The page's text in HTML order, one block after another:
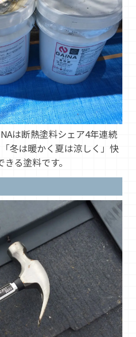
は断熱塗料シェア4年連続
冬は暖かく夏は涼しく」快
る塗料です。